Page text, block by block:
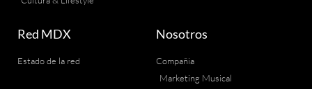
Red MDX
Estado de la red
Nosotros
Compañia
Marketing Musical